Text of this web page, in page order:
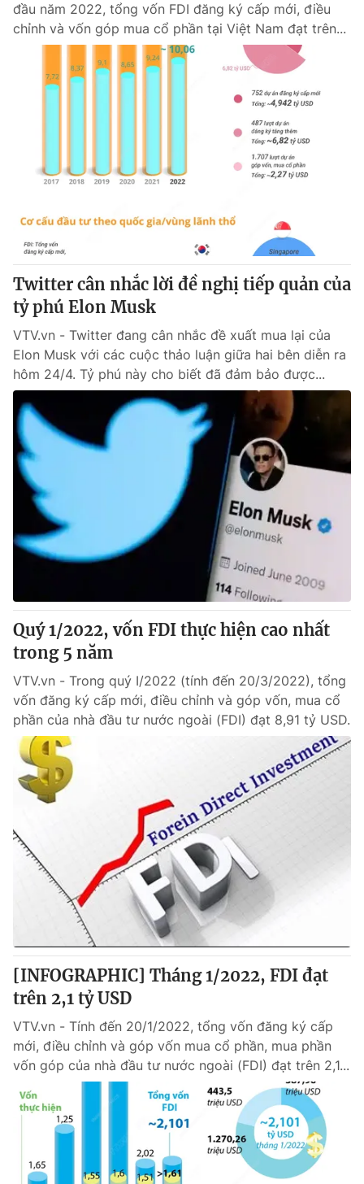
đầu năm 2022, tổng vốn FDI đăng ký cấp mới, điều
chỉnh và vốn góp mua cổ phần tại Việt Nam đạt trên...
Twitter cân nhắc lời đề nghị tiếp quản của
tỷ phú Elon Musk
VTV.vn - Twitter đang cân nhắc đề xuất mua lại của
Elon Musk với các cuộc thảo luận giữa hai bên diễn ra
hôm 24/4. Tỷ phú này cho biết đã đảm bảo được...
Quý 1/2022, vốn FDI thực hiện cao nhất
trong 5 năm
VTV.vn - Trong quý I/2022 (tính đến 20/3/2022), tổng
vốn đăng ký cấp mới, điều chỉnh và góp vốn, mua cổ
phần của nhà đầu tư nước ngoài (FDI) đạt 8,91 tỷ USD.
[INFOGRAPHIC] Tháng 1/2022, FDI đạt
trên 2,1 tỷ USD
VTV.vn - Tính đến 20/1/2022, tổng vốn đăng ký cấp
mới, điều chỉnh và góp vốn mua cổ phần, mua phần
vốn góp của nhà đầu tư nước ngoài (FDI) đạt trên 2,1...